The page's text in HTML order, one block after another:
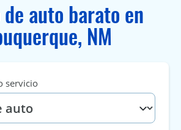
auto barato en
NM
servicio